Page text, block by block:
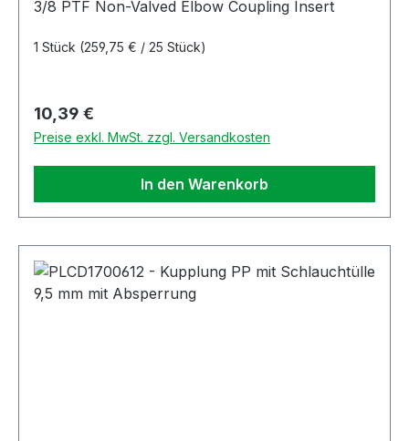
3/8 PTF Non-Valved Elbow Coupling Insert
1 Stück (259,75 € / 25 Stück)
Regulärer Preis:
10,39 €
Preise exkl. MwSt. zzgl. Versandkosten
In den Warenkorb